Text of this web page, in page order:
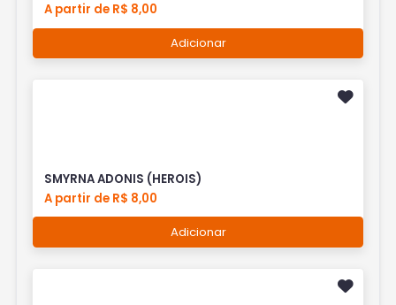
A partir de R$ 8,00
Adicionar
SMYRNA ADONIS (HEROIS)
A partir de R$ 8,00
Adicionar